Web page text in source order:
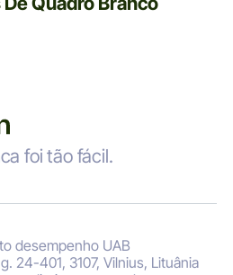
foi tão fácil.
desempenho UAB
24-401, 3107, Vilnius, Lituânia